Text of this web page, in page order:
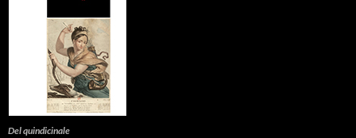
Del quindicinale